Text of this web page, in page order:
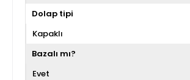
Dolap tipi
Kapaklı
Bazalı mı?
Evet